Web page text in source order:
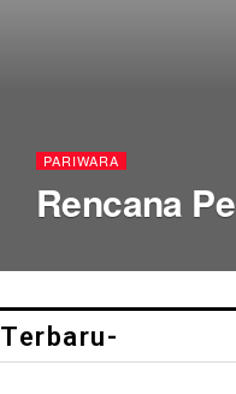
PARIWARA
Rencana
Terbaru-